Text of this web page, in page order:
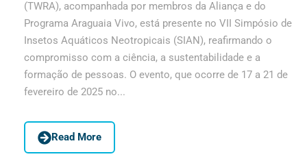
(TWRA), acompanhada por membros da Aliança e do
Programa Araguaia Vivo, está presente no VII Simpósio de
Insetos Aquáticos Neotropicais (SIAN), reafirmando o
compromisso com a ciência, a sustentabilidade e a
formação de pessoas. O evento, que ocorre de 17 a 21 de
fevereiro de 2025 no...
Read More